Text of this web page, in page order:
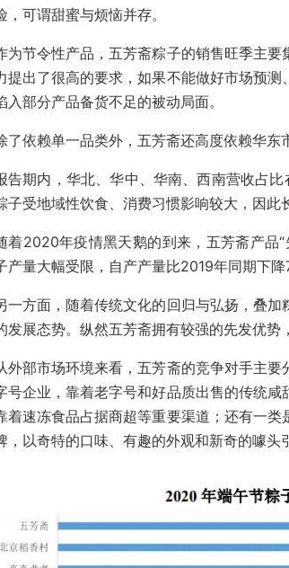
，可谓甜蜜与烦恼并存。
为节令性产品，五芳斋粽子的销售旺季主
提出了很高的要求，如果不能做好市场预
入部分产品备货不足的被动局面。
了依赖单一品类外，五芳斋还高度依赖华东
告期内，华北、华中、华南、西南营收占
子受地域性饮食、消费习惯影响较大，因此
着2020年疫情黑天鹅的到来，五芳斋产品
产量大幅受限，自产产量比2019年同期下降
一方面，随着传统文化的回归与弘扬，叠
发展态势。纵然五芳斋拥有较强的先发优势
外部市场环境来看，五芳斋的竞争对手主
号企业，靠着老字号和好品质出售的传统咸
着速冻食品占据商超等重要渠道；还有一
，以奇特的口味、有趣的外观和新奇的噱头